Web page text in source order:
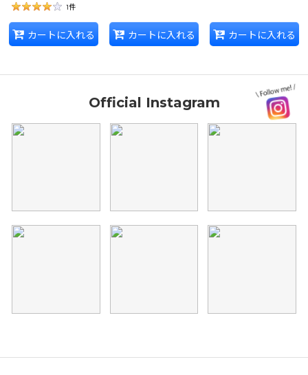
1件
カートに入れる カートに入れる カートに入れる
Official Instagram